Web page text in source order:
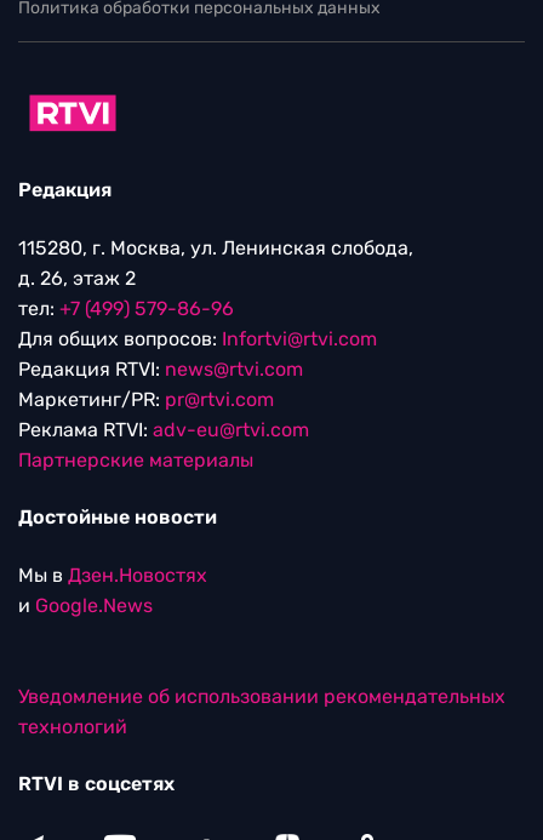
Политика обработки персональных данных
Редакция
115280, г. Москва, ул. Ленинская слобода,
д. 26, этаж 2
тел: +7 (499) 579-86-96
Для общих вопросов: Infortvi@rtvi.com
Редакция RTVI: news@rtvi.com
Маркетинг/PR: pr@rtvi.com
Реклама RTVI: adv-eu@rtvi.com
Партнерские материалы
Достойные новости
Мы в Дзен.Новостях
и Google.News
Уведомление об использовании рекомендательных
технологий
RTVI в соцсетях